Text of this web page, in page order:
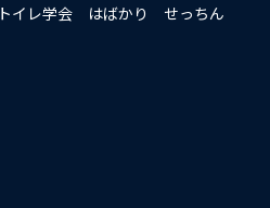
トイレ学会 はばかり せっちん